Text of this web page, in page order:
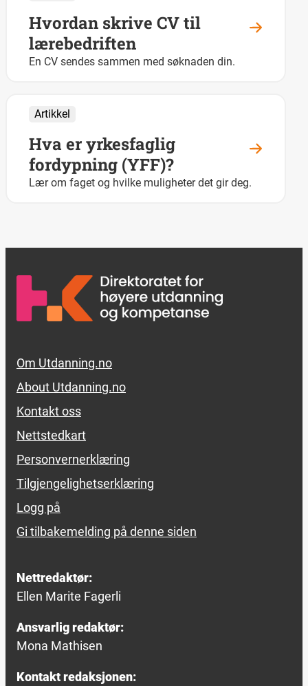
Hvordan skrive CV til
lærebedriften
En CV sendes sammen med søknaden din.
Artikkel
Hva er yrkesfaglig
fordypning (YFF)?
Lær om faget og hvilke muligheter det gir deg.
Footer links
Om Utdanning.no
About Utdanning.no
Kontakt oss
Nettstedkart
Personvernerklæring
Tilgjengelighetserklæring
Logg på
Gi tilbakemelding på denne siden
Nettredaktør:
Ellen Marite Fagerli
Ansvarlig redaktør:
Mona Mathisen
Kontakt redaksjonen: